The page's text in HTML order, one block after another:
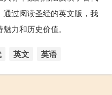
过阅读圣经的英文版，我
力和历史价值。
英文 英语